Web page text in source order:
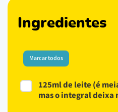
Ingredientes
Marcar todos
125ml de leite (é
mas o integral deixa